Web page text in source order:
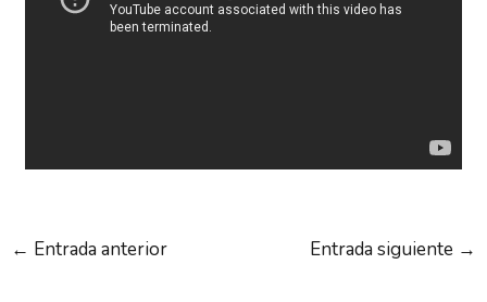
← Entrada anterior Entrada siguiente →